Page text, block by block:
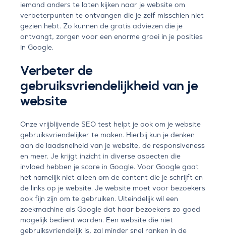
iemand anders te laten kijken naar je website om
verbeterpunten te ontvangen die je zelf misschien niet
gezien hebt. Zo kunnen de gratis adviezen die je
ontvangt, zorgen voor een enorme groei in je posities
in Google.
Verbeter de
gebruiksvriendelijkheid van je
website
Onze vrijblijvende SEO test helpt je ook om je website
gebruiksvriendelijker te maken. Hierbij kun je denken
aan de laadsnelheid van je website, de responsiveness
en meer. Je krijgt inzicht in diverse aspecten die
invloed hebben je score in Google. Voor Google gaat
het namelijk niet alleen om de content die je schrijft en
de links op je website. Je website moet voor bezoekers
ook fijn zijn om te gebruiken. Uiteindelijk wil een
zoekmachine als Google dat haar bezoekers zo goed
mogelijk bedient worden. Een website die niet
gebruiksvriendelijk is, zal minder snel ranken in de